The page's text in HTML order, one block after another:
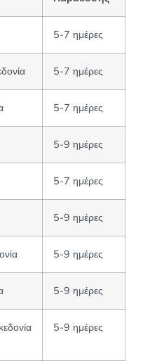
5-7 ημέρες
5-7 ημέρες
5-7 ημέρες
5-9 ημέρες
5-7 ημέρες
5-9 ημέρες
5-9 ημέρες
5-9 ημέρες
5-9 ημέρες